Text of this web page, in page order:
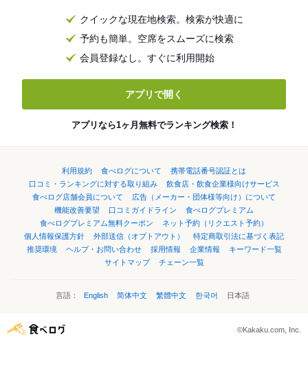
クイックな現在地検索。検索が快適に
予約も簡単。空席をスムーズに検索
会員登録なし。すぐに利用開始
アプリで開く
アプリなら1ヶ月無料でランキング検索！
利用規約 食べログについて
携帯電話番号認証とは
口コミ・ランキングに対する取り組み
飲食店・飲食企業様向けサービス
食べログ店舗会員について
広告（メーカー・団体様等向け）について
機能改善要望
口コミガイドライン
食べログプレミアム
食べログプレミアム無料クーポン
ネット予約（リクエスト予約）
個人情報保護方針
外部送信（オプトアウト）
特定商取引法に基づく表記
推奨環境
ヘルプ・お問い合わせ 採用情報 企業情報
キーワード一覧
サイトマップ
チェーン一覧
言語： English 简体中文 繁體中文 한국어 日本語
©Kakaku.com, Inc.